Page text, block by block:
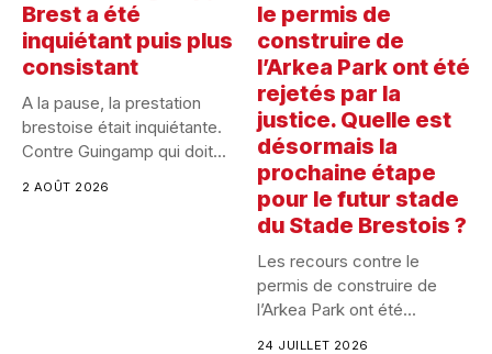
Brest a été
inquiétant puis plus
consistant
A la pause, la prestation
brestoise était inquiétante.
Contre Guingamp qui doit...
2 AOÛT 2026
le permis de
construire de
l’Arkea Park ont été
rejetés par la
justice. Quelle est
désormais la
prochaine étape
pour le futur stade
du Stade Brestois ?
Les recours contre le
permis de construire de
l’Arkea Park ont été...
24 JUILLET 2026